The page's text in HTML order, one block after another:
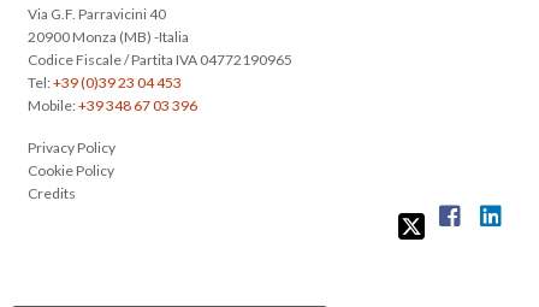
Via G.F. Parravicini 40
20900 Monza (MB) -Italia
Codice Fiscale / Partita IVA 04772190965
Tel:+39 (0)39 23 04 453
Mobile:+39 348 67 03 396
Privacy Policy
Cookie Policy
Credits